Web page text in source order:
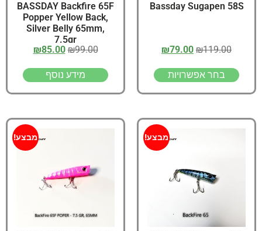
Bassday Sugapen 58S
₪119.00
₪79.00
בחר אפשרויות
BASSDAY Backfire 65F
Popper Yellow Back,
Silver Belly 65mm,
7.5gr
₪99.00
₪85.00
מידע נוסף
מבצע! מבצע!